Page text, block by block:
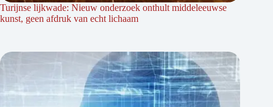
Turijnse lijkwade: Nieuw onderzoek onthult middeleeuwse
kunst, geen afdruk van echt lichaam